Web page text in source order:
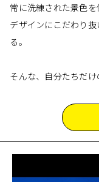
常に洗練された景色を
デザインにこだわり
る。
そんな、自分たちだけ